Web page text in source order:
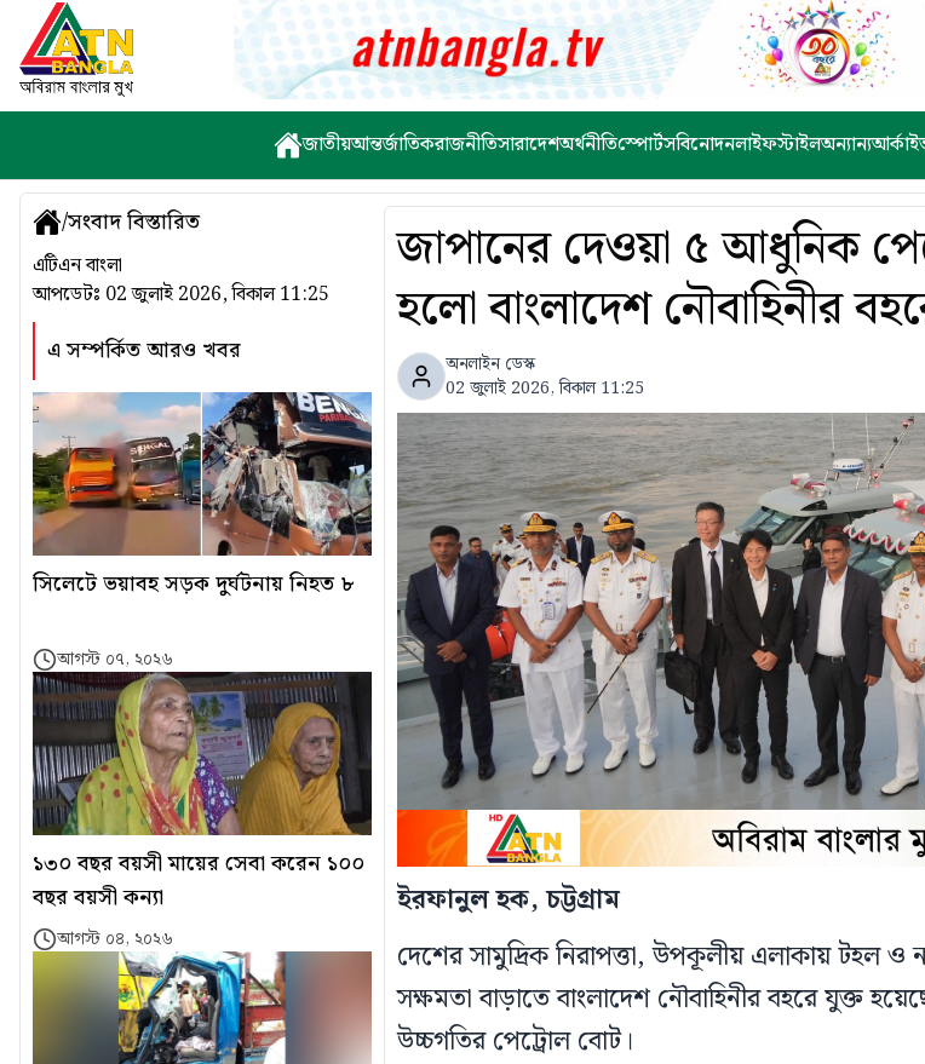
জাতীয়আন্তর্জাতিকরাজনীতিসারাদেশঅর্থনীতিস্পোর্টসবিনোদনলাইফস্টাইলঅন্যান্য
/সংবাদ বিস্তারিত
এটিএন বাংলা
আপডেটঃ 02 জুলাই 2026, বিকাল 11:25
এ সম্পর্কিত আরও খবর
সিলেটে ভয়াবহ সড়ক দুর্ঘটনায় নিহত ৮
আগস্ট ০৭, ২০২৬
১৩০ বছর বয়সী মায়ের সেবা করেন ১০০
বছর বয়সী কন্যা
আগস্ট ০৪, ২০২৬
জাপানের দেওয়া ৫ আধুনিক
হলো বাংলাদেশ নৌবাহিনীর
অনলাইন ডেস্ক
02 জুলাই 2026, বিকাল 11:25
ইরফানুল হক, চট্টগ্রাম
দেশের সামুদ্রিক নিরাপত্তা, উপকূলীয় এলাকায় টহল ও
সক্ষমতা বাড়াতে বাংলাদেশ নৌবাহিনীর বহরে যুক্ত
উচ্চগতির পেট্রোল বোট।